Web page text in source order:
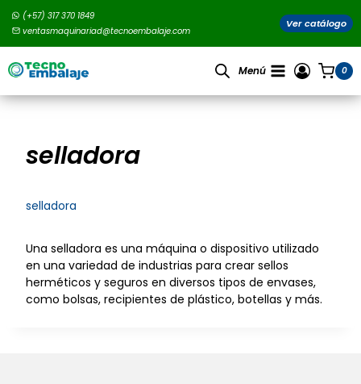
Saltar
(+57) 317 370 1849
ventasmaquinariad@tecnoembalaje.com
Ver catálogo
Menú 0
selladora
selladora
Una selladora es una máquina o dispositivo utilizado
en una variedad de industrias para crear sellos
herméticos y seguros en diversos tipos de envases,
como bolsas, recipientes de plástico, botellas y más.